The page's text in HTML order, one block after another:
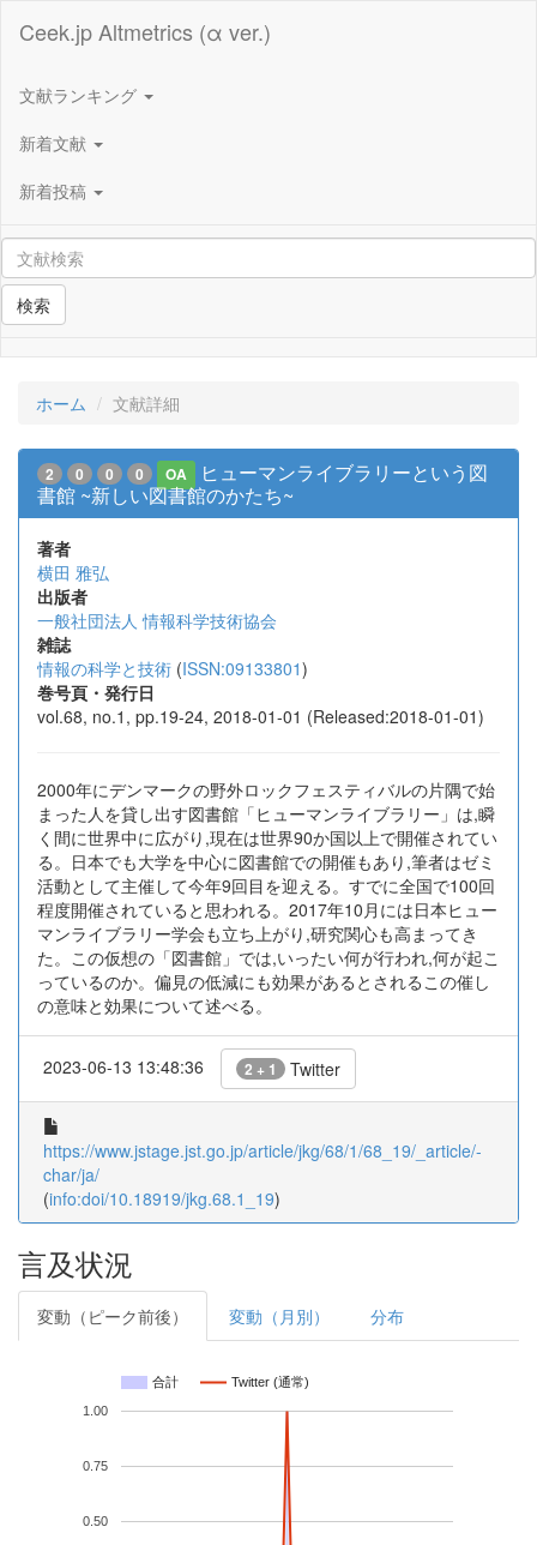
Ceek.jp Altmetrics (α ver.)
文献ランキング
新着文献
新着投稿
検索
ホーム 文献詳細
2 0 0 0 OA
ヒューマンライブラリーという図
書館 ~新しい図書館のかたち~
著者
横田 雅弘
出版者
一般社団法人 情報科学技術協会
雑誌
情報の科学と技術 (ISSN:09133801)
巻号頁・発行日
vol.68, no.1, pp.19-24, 2018-01-01 (Released:2018-01-01)
2000年にデンマークの野外ロックフェスティバルの片隅で始
まった人を貸し出す図書館「ヒューマンライブラリー」は,瞬
く間に世界中に広がり,現在は世界90か国以上で開催されてい
る。日本でも大学を中心に図書館での開催もあり,筆者はゼミ
活動として主催して今年9回目を迎える。すでに全国で100回
程度開催されていると思われる。2017年10月には日本ヒュー
マンライブラリー学会も立ち上がり,研究関心も高まってき
た。この仮想の「図書館」では,いったい何が行われ,何が起こ
っているのか。偏見の低減にも効果があるとされるこの催し
の意味と効果について述べる。
2023-06-13 13:48:36 2 + 1 Twitter
https://www.jstage.jst.go.jp/article/jkg/68/1/68_19/_article/-
char/ja/
(info:doi/10.18919/jkg.68.1_19)
言及状況
変動（ピーク前後） 変動（月別） 分布
合計 Twitter (通常)
0.50
0.75
1.00